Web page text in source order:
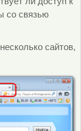
со связью
сайтов,